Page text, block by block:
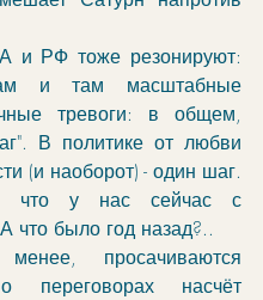
и РФ тоже резонируют:
и там масштабные
тревоги: в общем,
В политике от любви
(и наоборот) - один шаг.
что у нас сейчас с
что было год назад?..
просачиваются
переговорах насчёт